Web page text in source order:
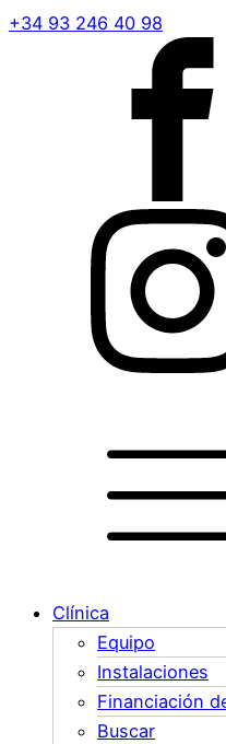
+34 93 246 40 98
Clínica
Equipo
Instalaciones
Financiación
Buscar